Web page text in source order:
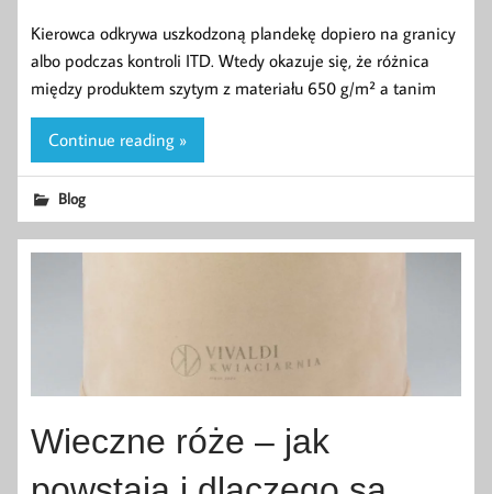
Kierowca odkrywa uszkodzoną plandekę dopiero na granicy
albo podczas kontroli ITD. Wtedy okazuje się, że różnica
między produktem szytym z materiału 650 g/m² a tanim
Continue reading »
Blog
Wieczne róże – jak